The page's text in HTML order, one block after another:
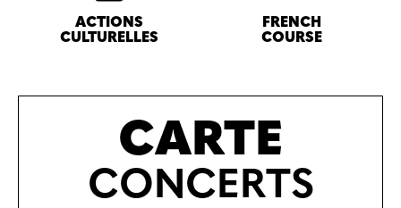
ACTIONS
CULTURELLES
FRENCH
COURSE
CARTE
CONCERTS